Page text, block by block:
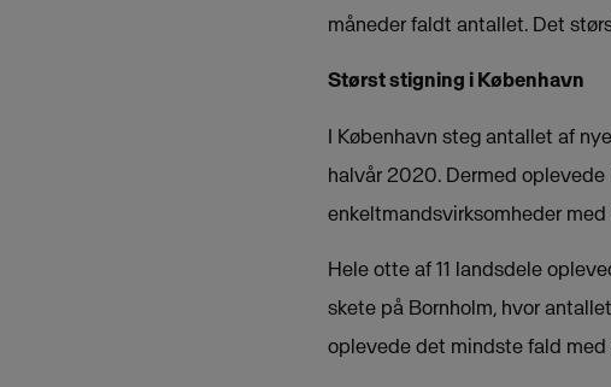
måneder faldt antallet. Det
Størst stigning i København
I København steg antallet af
halvår 2020. Dermed
enkeltmandsvirksomheder
Hele otte af 11 landsdele
skete på Bornholm, hvor
oplevede det mindste fald